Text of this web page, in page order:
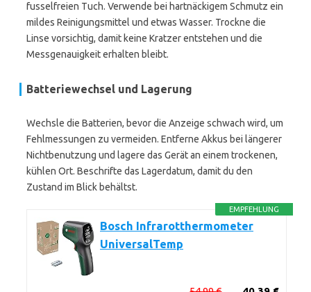
fusselfreien Tuch. Verwende bei hartnäckigem Schmutz ein
mildes Reinigungsmittel und etwas Wasser. Trockne die
Linse vorsichtig, damit keine Kratzer entstehen und die
Messgenauigkeit erhalten bleibt.
Batteriewechsel und Lagerung
Wechsle die Batterien, bevor die Anzeige schwach wird, um
Fehlmessungen zu vermeiden. Entferne Akkus bei längerer
Nichtbenutzung und lagere das Gerät an einem trockenen,
kühlen Ort. Beschrifte das Lagerdatum, damit du den
Zustand im Blick behältst.
EMPFEHLUNG
Bosch Infrarotthermometer
UniversalTemp